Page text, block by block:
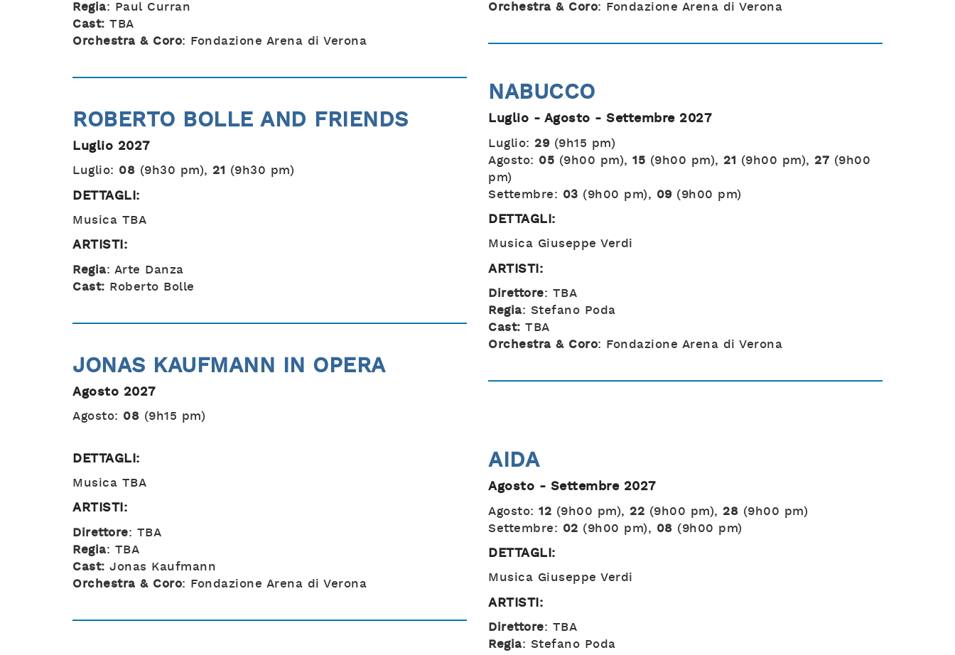
Regia: Paul Curran
Cast: TBA
Orchestra & Coro: Fondazione Arena di Verona
ROBERTO BOLLE AND FRIENDS
Luglio 2027
Luglio: 08 (9h30 pm), 21 (9h30 pm)
DETTAGLI:
Musica TBA
ARTISTI:
Regia: Arte Danza
Cast: Roberto Bolle
JONAS KAUFMANN IN OPERA
Agosto 2027
Agosto: 08 (9h15 pm)
DETTAGLI:
Musica TBA
ARTISTI:
Direttore: TBA
Regia: TBA
Cast: Jonas Kaufmann
Orchestra & Coro: Fondazione Arena di Verona
Orchestra & Coro: Fondazione Arena di Verona
NABUCCO
Luglio - Agosto - Settembre 2027
Luglio: 29 (9h15 pm)
Agosto: 05 (9h00 pm), 15 (9h00 pm), 21 (9h00 pm), 27 (9h00
pm)
Settembre: 03 (9h00 pm), 09 (9h00 pm)
DETTAGLI:
Musica Giuseppe Verdi
ARTISTI:
Direttore: TBA
Regia: Stefano Poda
Cast: TBA
Orchestra & Coro: Fondazione Arena di Verona
AIDA
Agosto - Settembre 2027
Agosto: 12 (9h00 pm), 22 (9h00 pm), 28 (9h00 pm)
Settembre: 02 (9h00 pm), 08 (9h00 pm)
DETTAGLI:
Musica Giuseppe Verdi
ARTISTI:
Direttore: TBA
Regia: Stefano Poda